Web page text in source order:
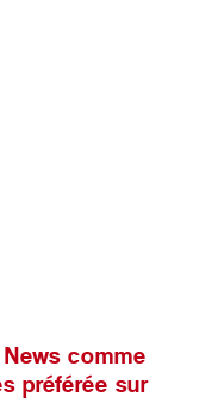
comme
préférée sur